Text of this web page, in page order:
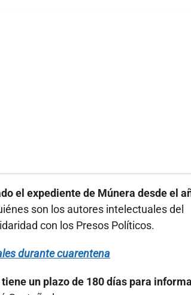
el expediente de Múnera desde el
son los autores intelectuales del
con los Presos Políticos.
durante cuarentena
un plazo de 180 días para